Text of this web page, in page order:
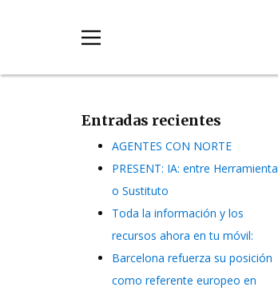
Entradas recientes
AGENTES CON NORTE
PRESENT: IA: entre Herramienta
o Sustituto
Toda la información y los
recursos ahora en tu móvil:
Barcelona refuerza su posición
como referente europeo en